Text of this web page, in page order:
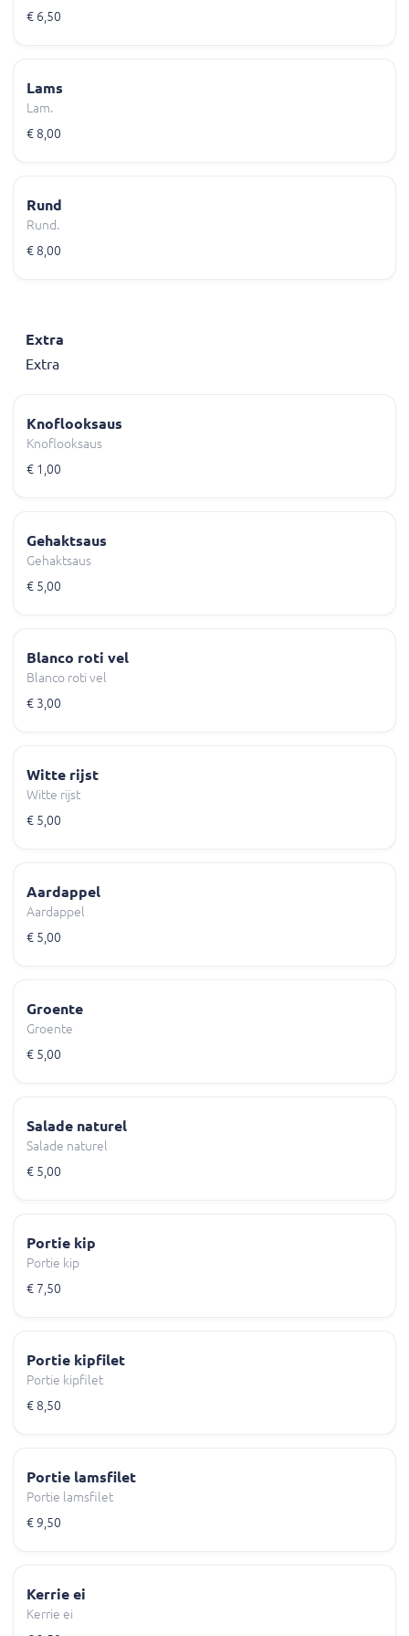
€ 6,50
Lams
Lam.
€ 8,00
Rund
Rund.
€ 8,00
Extra
Extra
Knoflooksaus
Knoflooksaus
€ 1,00
Gehaktsaus
Gehaktsaus
€ 5,00
Blanco roti vel
Blanco roti vel
€ 3,00
Witte rijst
Witte rijst
€ 5,00
Aardappel
Aardappel
€ 5,00
Groente
Groente
€ 5,00
Salade naturel
Salade naturel
€ 5,00
Portie kip
Portie kip
€ 7,50
Portie kipfilet
Portie kipfilet
€ 8,50
Portie lamsfilet
Portie lamsfilet
€ 9,50
Kerrie ei
Kerrie ei